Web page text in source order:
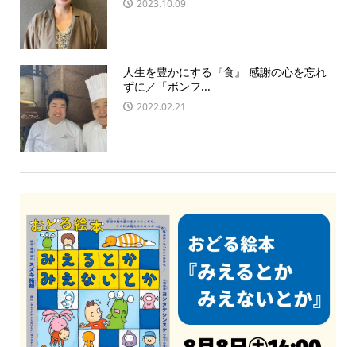
2023.10.09
人生を豊かにする『食』 感謝の心を忘れ
ずに／「ボンフ...
2022.02.21